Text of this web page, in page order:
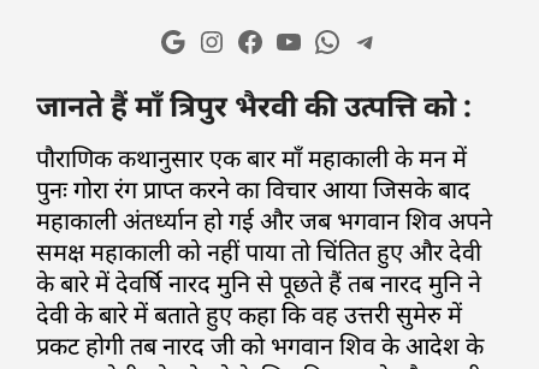
जानते हैं माँ त्रिपुर भैरवी की उत्पत्ति को :
पौराणिक कथानुसार एक बार माँ महाकाली के मन में
पुनः गोरा रंग प्राप्त करने का विचार आया जिसके बाद
महाकाली अंतर्ध्यान हो गई और जब भगवान शिव अपने
समक्ष महाकाली को नहीं पाया तो चिंतित हुए और देवी
के बारे में देवर्षि नारद मुनि से पूछते हैं तब नारद मुनि ने
देवी के बारे में बताते हुए कहा कि वह उत्तरी सुमेरु में
प्रकट होगी तब नारद जी को भगवान शिव के आदेश के